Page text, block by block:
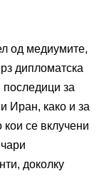
од медиумите,
дипломатска
за
Иран, како и за
се вклучени
доколку